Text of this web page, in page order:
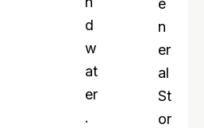
d
w
at
er
.
e
n
er
al
St
or